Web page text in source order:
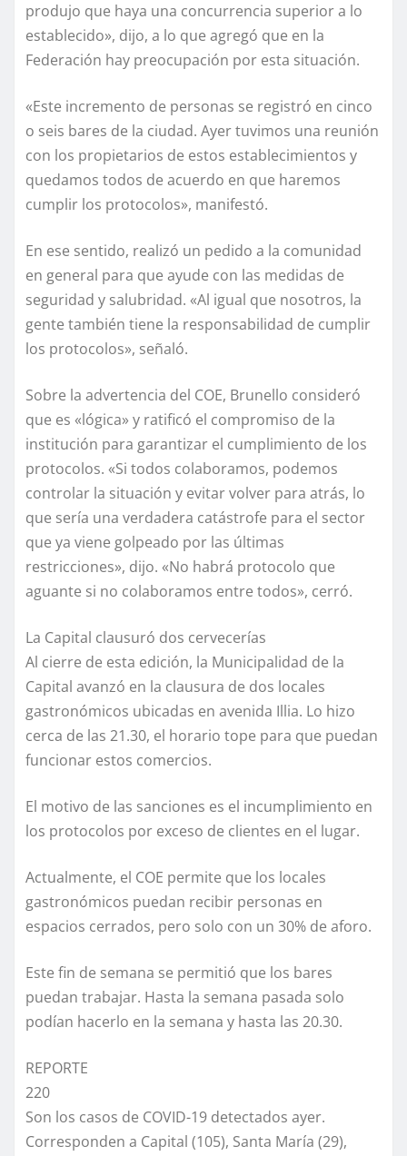
produjo que haya una concurrencia superior a lo
establecido», dijo, a lo que agregó que en la
Federación hay preocupación por esta situación.
«Este incremento de personas se registró en cinco
o seis bares de la ciudad. Ayer tuvimos una reunión
con los propietarios de estos establecimientos y
quedamos todos de acuerdo en que haremos
cumplir los protocolos», manifestó.
En ese sentido, realizó un pedido a la comunidad
en general para que ayude con las medidas de
seguridad y salubridad. «Al igual que nosotros, la
gente también tiene la responsabilidad de cumplir
los protocolos», señaló.
Sobre la advertencia del COE, Brunello consideró
que es «lógica» y ratificó el compromiso de la
institución para garantizar el cumplimiento de los
protocolos. «Si todos colaboramos, podemos
controlar la situación y evitar volver para atrás, lo
que sería una verdadera catástrofe para el sector
que ya viene golpeado por las últimas
restricciones», dijo. «No habrá protocolo que
aguante si no colaboramos entre todos», cerró.
La Capital clausuró dos cervecerías
Al cierre de esta edición, la Municipalidad de la
Capital avanzó en la clausura de dos locales
gastronómicos ubicadas en avenida Illia. Lo hizo
cerca de las 21.30, el horario tope para que puedan
funcionar estos comercios.
El motivo de las sanciones es el incumplimiento en
los protocolos por exceso de clientes en el lugar.
Actualmente, el COE permite que los locales
gastronómicos puedan recibir personas en
espacios cerrados, pero solo con un 30% de aforo.
Este fin de semana se permitió que los bares
puedan trabajar. Hasta la semana pasada solo
podían hacerlo en la semana y hasta las 20.30.
REPORTE
220
Son los casos de COVID-19 detectados ayer.
Corresponden a Capital (105), Santa María (29),